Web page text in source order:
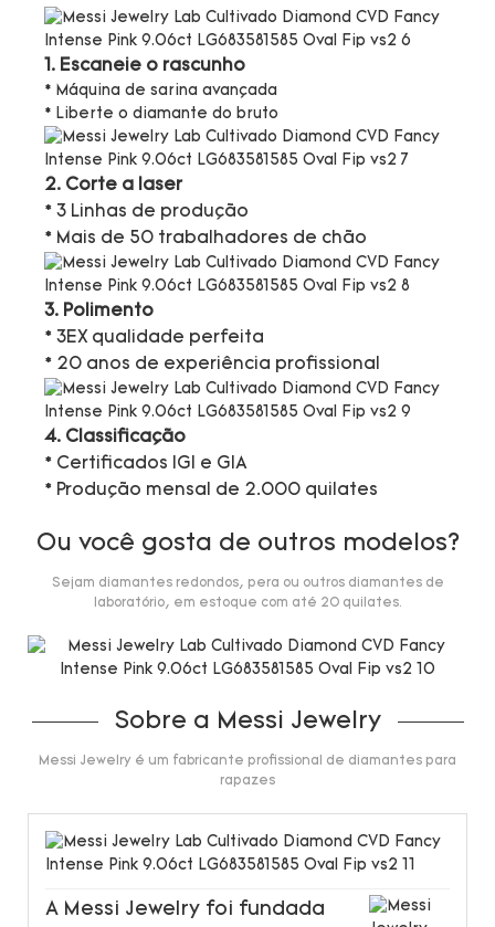
1. Escaneie o rascunho
* Máquina de sarina avançada
* Liberte o diamante do bruto
2. Corte a laser
* 3 Linhas de produção
* Mais de 50 trabalhadores de chão
3. Polimento
* 3EX qualidade perfeita
* 20 anos de experiência profissional
4. Classificação
* Certificados IGI e GIA
* Produção mensal de 2.000 quilates
Ou você gosta de outros modelos?
Sejam diamantes redondos, pera ou outros diamantes de
laboratório, em estoque com até 20 quilates.
Sobre a Messi Jewelry
Messi Jewelry é um fabricante profissional de diamantes para
rapazes
A Messi Jewelry foi fundada